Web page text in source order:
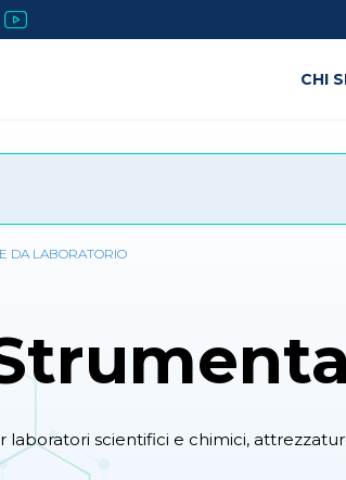
DA LABORATORIO
laboratori scientifici e chimici,
CHI